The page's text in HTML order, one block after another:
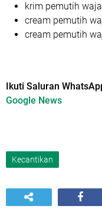
krim pemutih
cream pemutih
cream pemutih
Ikuti Saluran
Google News
Kecantikan